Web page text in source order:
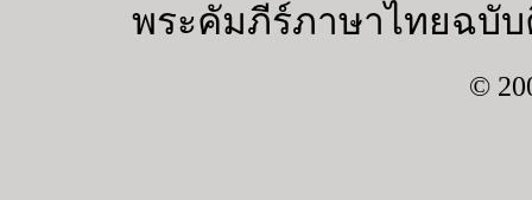
พระคัมภีร์ภาษาไทยฉบับ
©